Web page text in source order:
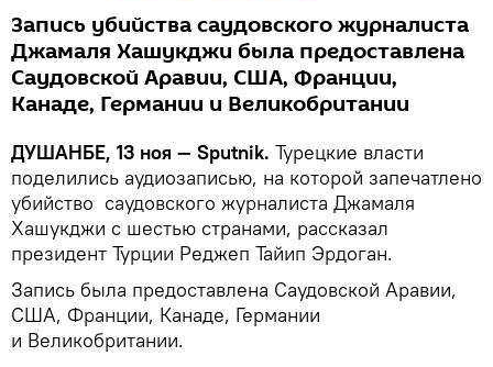
Запись убийства саудовского журналиста
Джамаля Хашукджи была предоставлена
Саудовской Аравии, США, Франции,
Канаде, Германии и Великобритании
ДУШАНБЕ, 13 ноя — Sputnik. Турецкие власти
поделились аудиозаписью, на которой запечатлено
убийство саудовского журналиста Джамаля
Хашукджи с шестью странами, рассказал
президент Турции Реджеп Тайип Эрдоган.
Запись была предоставлена Саудовской Аравии,
США, Франции, Канаде, Германии
и Великобритании.